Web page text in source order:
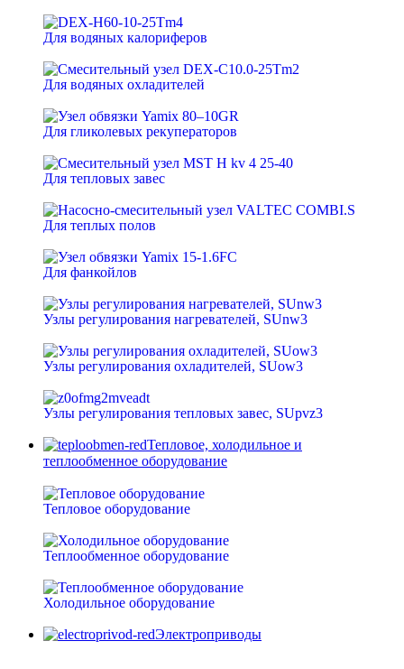
Для водяных калориферов
Для водяных охладителей
Для гликолевых рекуператоров
Для тепловых завес
Для теплых полов
Для фанкойлов
Узлы регулирования нагревателей, SUnw3
Узлы регулирования охладителей, SUow3
Узлы регулирования тепловых завес, SUpvz3
Тепловое, холодильное и
теплообменное оборудование
Тепловое оборудование
Теплообменное оборудование
Холодильное оборудование
Электроприводы